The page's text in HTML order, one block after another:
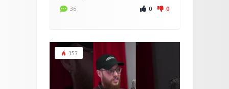
36 0 0
153